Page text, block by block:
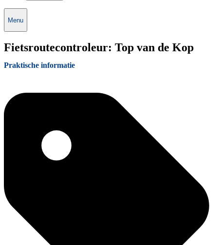
Menu
Fietsroutecontroleur: Top van de Kop
Praktische informatie